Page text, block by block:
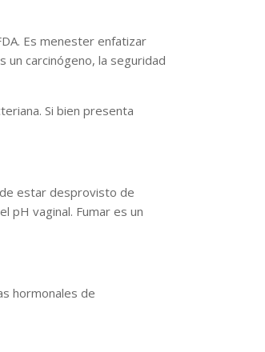
Es menester enfatizar
un carcinógeno, la seguridad
Si bien presenta
estar desprovisto de
pH vaginal. Fumar es un
hormonales de